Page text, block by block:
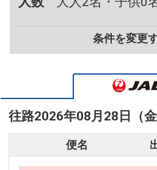
条件を変更
往路2026年08月28日（金
便名